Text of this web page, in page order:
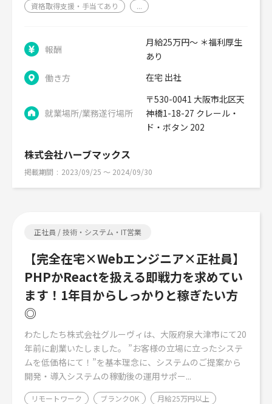
資格取得支援・手当てあり ...
報酬
月給25万円～ ＊福利厚生
あり
働き方
在宅 出社
就業場所/業務遂行場所
〒530-0041 大阪市北区天
神橋1-18-27 クレール・
ド・ボタン 202
株式会社ハーブマックス
掲載期間 2023/09/25 〜 2024/09/30
正社員 / 技術・システム・IT営業
【完全在宅×Webエンジニア×正社員】
PHPかReactを扱える即戦力を求めてい
ます！1年目からしっかりと稼ぎたい方
◎
わたしたち株式会社グルーヴィは、大阪府泉大津市にて20
年前に創業いたしました。 ”お客様の立場に立ったシステ
ムを低価格にて！”を基本理念に、システムのご提案から
開発・導入システムの稼動後の運用サポー...
リモートワーク ブランクOK
月給25万円以上